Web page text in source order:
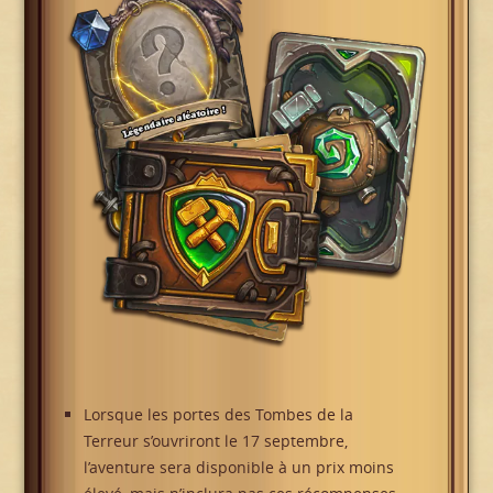
Lorsque les portes des Tombes de la
Terreur s’ouvriront le 17 septembre,
l’aventure sera disponible à un prix moins